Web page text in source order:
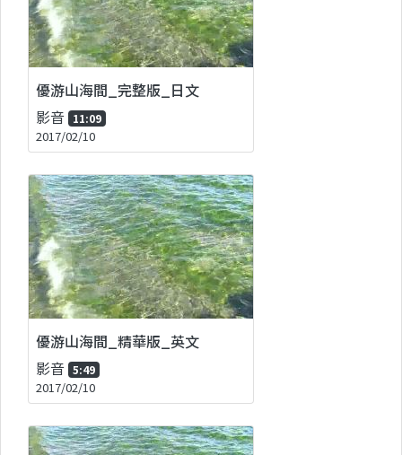
優游山海間_完整版_日文
影音 11:09
2017/02/10
優游山海間_精華版_英文
影音 5:49
2017/02/10